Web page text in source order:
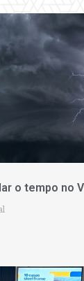
o tempo no